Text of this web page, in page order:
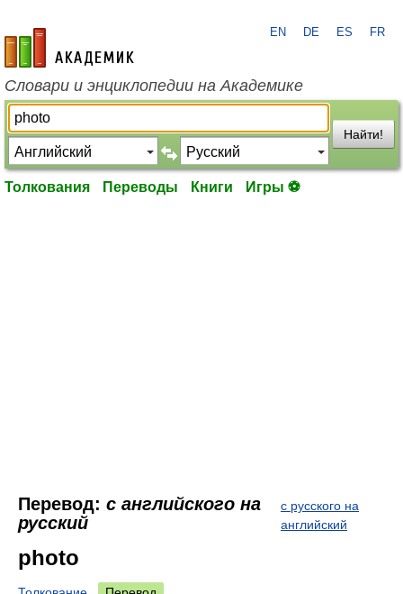
academic.ru
EN DE ES FR
Словари и энциклопедии на Академике
Найти!
Толкования Переводы Книги Игры ⚽
Перевод: с английского на
русский
с русского на
английский
photo